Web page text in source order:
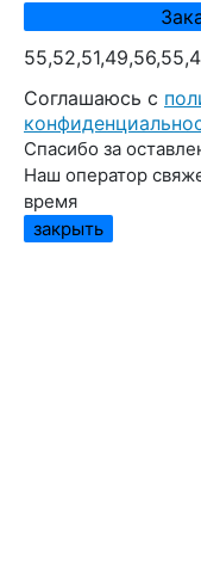
Cоглашаюсь с
Спасибо за
Наш оператор
время
закрыть